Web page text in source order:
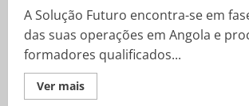
A Solução Futuro encontra-se em
das suas operações em Angola e
formadores qualificados...
Ver mais